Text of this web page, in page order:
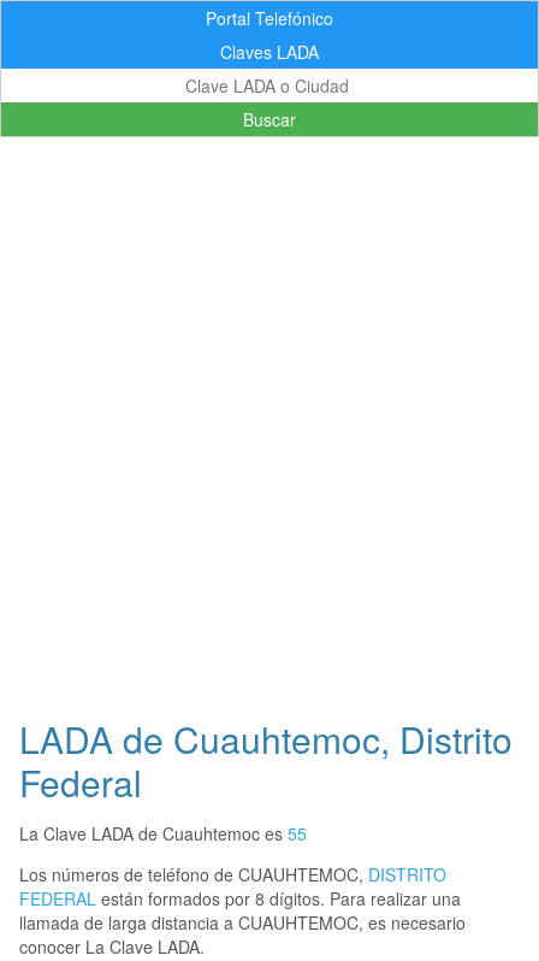
Portal Telefónico
Claves LADA
Buscar
LADA de Cuauhtemoc, Distrito
Federal
La Clave LADA de Cuauhtemoc es 55
Los números de teléfono de CUAUHTEMOC, DISTRITO
FEDERAL están formados por 8 dígitos. Para realizar una
llamada de larga distancia a CUAUHTEMOC, es necesario
conocer La Clave LADA.